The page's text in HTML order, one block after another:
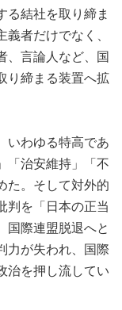
る結社を取り締ま
者だけでなく、
、言論人など、国
り締まる装置へ拡
いわゆる特高であ
「治安維持」「不
た。そして対外的
判を「日本の正当
国際連盟脱退へと
力が失われ、国際
治を押し流してい